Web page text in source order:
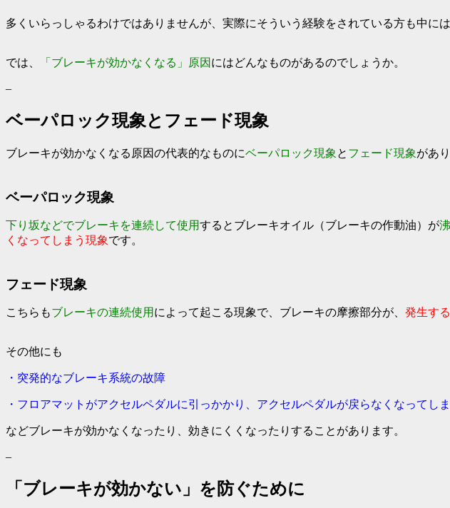
多くいらっしゃるわけではありませんが、実際にそういう経験をされている方も中には
では、 「ブレーキが効かなくなる」原因 にはどんなものがあるのでしょうか。
–
ベーパロック現象とフェード現象
ブレーキが効かなくなる原因の代表的なものにベーパロック現象 と フェード現象があ
ベーパロック現象
下り坂などでブレーキを連続して使用すると ブレーキオイル（ブレーキの作動油）が
くなってしまう現象です。
フェード現象
こちらもブレーキの連続使用 によって起こる現象で、 ブレーキの摩擦部分が、 発生す
その他にも
・突発的なブレーキ系統の故障
・フロアマットがアクセルペダルに引っかかり、 アクセルペダルが戻らなくなってし
などブレーキが効かなくなったり、効きにくくなったりすることがあります。
–
「ブレーキが効かない」を防ぐために